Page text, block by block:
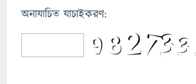
অনাযাচিত যাচাইকরণ: